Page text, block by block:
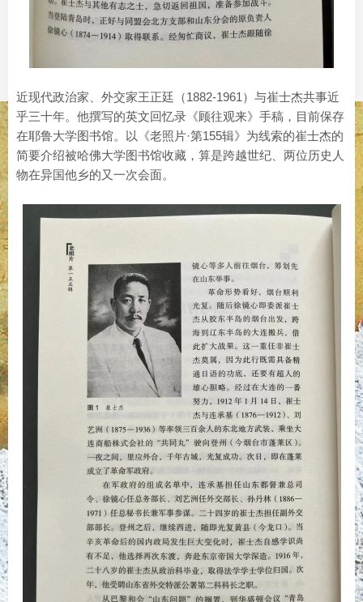
近现代政治家、外交家王正廷（1882-1961）与崔士杰共事近
乎三十年。他撰写的英文回忆录《顾往观来》手稿，目前保存
在耶鲁大学图书馆。以《老照片·第155辑》为线索的崔士杰的
简要介绍被哈佛大学图书馆收藏，算是跨越世纪、两位历史人
物在异国他乡的又一次会面。